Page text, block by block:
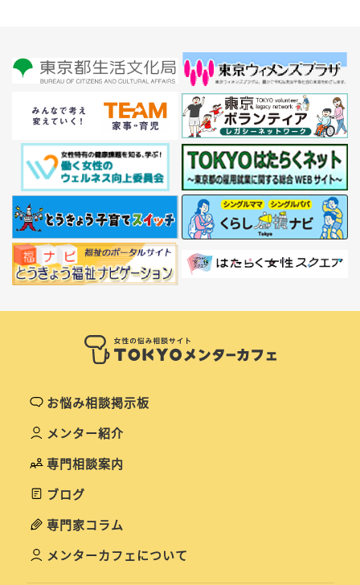
お悩み相談掲示板
メンター紹介
専門相談案内
ブログ
専門家コラム
メンターカフェについて